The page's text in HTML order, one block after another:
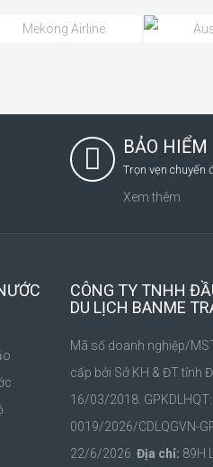
BẢO HIỂM
Trọn vẹn chuyến
Xem thêm
CÔNG TY TNHH
DU LỊCH BANME
Mã số doanh nghiệp/
cấp bởi Sở KH & ĐT tỉnh
16/03/2018.
0019/2026/CDLQGVN-
22/6/2026. Địa chỉ: 89H